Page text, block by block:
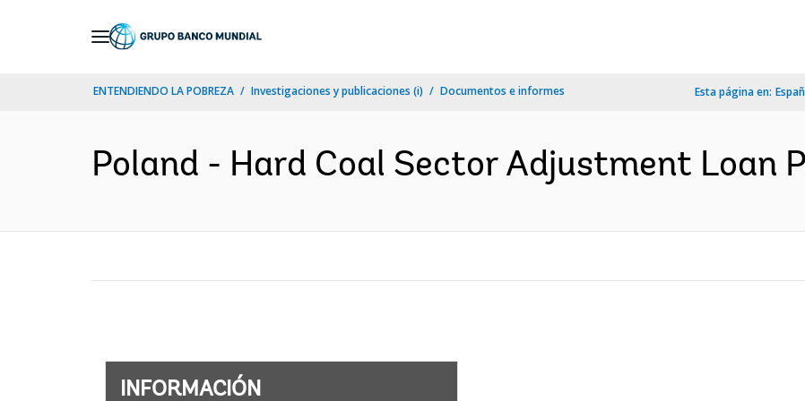
ENTENDIENDO LA POBREZA Investigaciones y publicaciones (i) Documentos e informes Esta página en:
Poland - Hard Coal Sector Adjustment Loan
INFORMACIÓN